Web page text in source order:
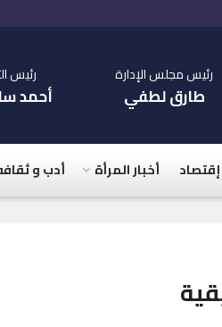
رئيس مجلس الإدارة
طارق لطفي
رئيس
أحمد
إقتصاد أخبار المرأة أدب و